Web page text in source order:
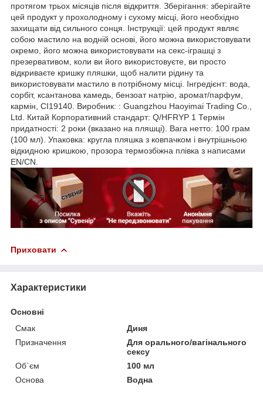
протягом трьох місяців після відкриття. Зберігання: зберігайте
цей продукт у прохолодному і сухому місці, його необхідно
захищати від сильного сонця. Інструкції: цей продукт являє
собою мастило на водній основі, його можна використовувати
окремо, його можна використовувати на секс-іграшці з
презервативом, коли ви його використовуєте, ви просто
відкриваєте кришку пляшки, щоб налити рідину та
використовувати мастило в потрібному місці. Інгредієнт: вода,
сорбіт, ксантанова камедь, бензоат натрію, аромат/парфум,
кармін, CI19140. Виробник: : Guangzhou Haoyimai Trading Co.,
Ltd. Китай Корпоративний стандарт: Q/HFRYP 1 Термін
придатності: 2 роки (вказано на пляшці). Вага нетто: 100 грам
(100 мл). Упаковка: кругла пляшка з ковпачком і внутрішньою
відкидною кришкою, прозора термозбіжна плівка з написами
EN/СN.
Приховати
Характеристики
Основні
Смак
Диня
Призначення
Для орального/вагінального
сексу
Об`єм
100 мл
Основа
Водна